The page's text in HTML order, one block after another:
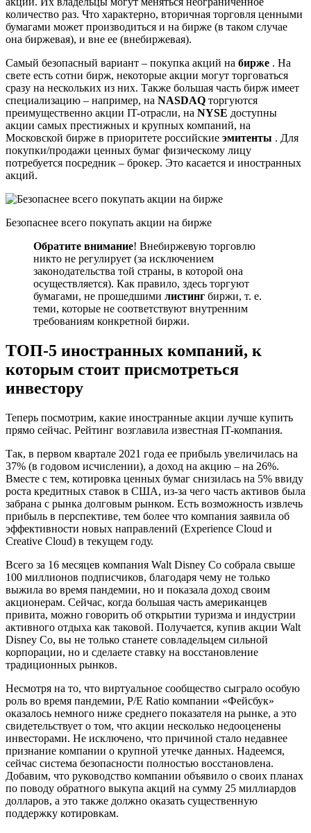
количество раз. Что характерно, вторичная торговля ценными
бумагами может производиться и на бирже (в таком случае
она биржевая), и вне ее (внебиржевая).
Самый безопасный вариант – покупка акций на бирже . На
свете есть сотни бирж, некоторые акции могут торговаться
сразу на нескольких из них. Также большая часть бирж имеет
специализацию – например, на NASDAQ торгуются
преимущественно акции IT-отрасли, на NYSE доступны
акции самых престижных и крупных компаний, на
Московской бирже в приоритете российские эмитенты . Для
покупки/продажи ценных бумаг физическому лицу
потребуется посредник – брокер. Это касается и иностранных
акций.
Безопаснее всего покупать акции на бирже
Обратите внимание! Внебиржевую торговлю
никто не регулирует (за исключением
законодательства той страны, в которой она
осуществляется). Как правило, здесь торгуют
бумагами, не прошедшими листинг биржи, т. е.
теми, которые не соответствуют внутренним
требованиям конкретной биржи.
ТОП-5 иностранных компаний, к
которым стоит присмотреться
инвестору
Теперь посмотрим, какие иностранные акции лучше купить
прямо сейчас. Рейтинг возглавила известная IT-компания.
Так, в первом квартале 2021 года ее прибыль увеличилась на
37% (в годовом исчислении), а доход на акцию – на 26%.
Вместе с тем, котировка ценных бумаг снизилась на 5% ввиду
роста кредитных ставок в США, из-за чего часть активов была
забрана с рынка долговым рынком. Есть возможность извлечь
прибыль в перспективе, тем более что компания заявила об
эффективности новых направлений (Experience Cloud и
Creative Cloud) в текущем году.
Всего за 16 месяцев компания Walt Disney Co собрала свыше
100 миллионов подписчиков, благодаря чему не только
выжила во время пандемии, но и показала доход своим
акционерам. Сейчас, когда большая часть американцев
привита, можно говорить об открытии туризма и индустрии
активного отдыха как таковой. Получается, купив акции Walt
Disney Co, вы не только станете совладельцем сильной
корпорации, но и сделаете ставку на восстановление
традиционных рынков.
Несмотря на то, что виртуальное сообщество сыграло особую
роль во время пандемии, P/E Ratio компании «Фейсбук»
оказалось немного ниже среднего показателя на рынке, а это
свидетельствует о том, что акции несколько недооценены
инвесторами. Не исключено, что причиной стало недавнее
признание компании о крупной утечке данных. Надеемся,
сейчас система безопасности полностью восстановлена.
Добавим, что руководство компании объявило о своих планах
по поводу обратного выкупа акций на сумму 25 миллиардов
долларов, а это также должно оказать существенную
поддержку котировкам.